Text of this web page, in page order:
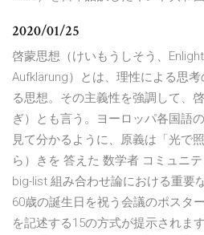
2020/01/25
啓蒙思想（けいもうしそう、
Aufklärung）とは、理性による思
る思想。その主義性を強調して、
ぎ）とも言う。ヨーロッパ各国語
見て分かるように、原義は「光で
ら）きを 答えた 数学者 コミュニ
big-list 組み合わせ論における重要
60歳の誕生日を祝う会議のポスタ
を記述する15の方式が提示されま